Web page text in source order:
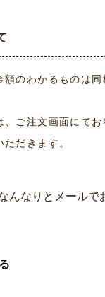
額のわかるものは
ご注文画面にてお
だきます。
んなりとメールで